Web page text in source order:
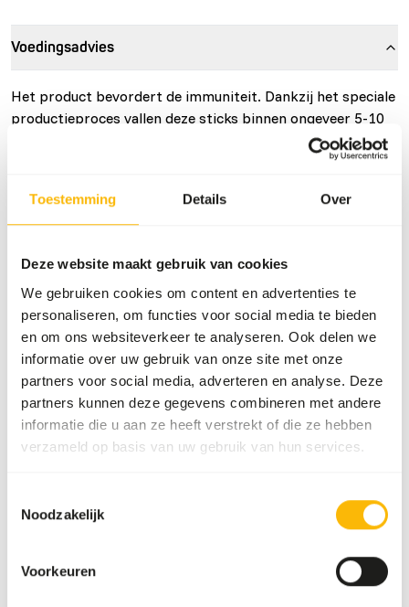
Toestemming Details Over
Deze website maakt gebruik van cookies
We gebruiken cookies om content en advertenties te
personaliseren, om functies voor social media te bieden
en om ons websiteverkeer te analyseren. Ook delen we
informatie over uw gebruik van onze site met onze
partners voor social media, adverteren en analyse. Deze
partners kunnen deze gegevens combineren met andere
informatie die u aan ze heeft verstrekt of die ze hebben
verzameld op basis van uw gebruik van hun services.
Noodzakelijk
Voorkeuren
Over dit product
De selectie van kwalitatief hoogwaardige grondstoffen
maakt dit zinkende voer zeer goed verteerbaar en erg
smakelijk. De toegevoegde Beta-glucanen stimuleren
bovendien de immuniteit. Dit voer is zeer geschikt voor
grotere carnivore en omnivore cichlides.
Voedingsadvies
Het product bevordert de immuniteit. Dankzij het speciale
productieproces vallen deze sticks binnen ongeveer 5-10
minuten uiteen, wat de spijsvertering vereenvoudigt. Zorg
ervoor dat je nooit meer voert dan de vissen in 5 minuten